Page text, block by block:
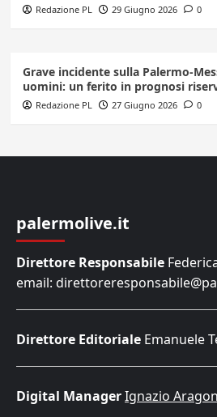
Redazione PL 29 Giugno 2026 0
Grave incidente sulla Palermo-
uomini: un ferito in prognosi
Redazione PL 27 Giugno 2026 0
palermolive.it
Direttore Responsabile
email:
Direttore Editoriale Emanuele
Digital ManagerIgnazio